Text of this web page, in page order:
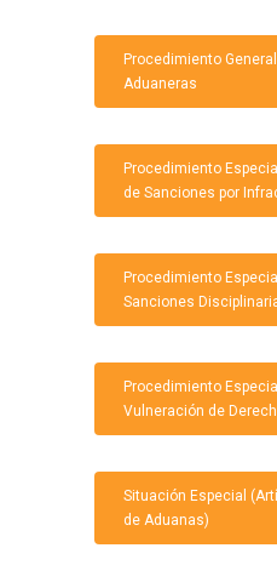
Procedimiento
Aduaneras
Procedimiento
de Sanciones por
Procedimiento
Sanciones
Procedimiento
Vulneración de
Situación Especial
de Aduanas)